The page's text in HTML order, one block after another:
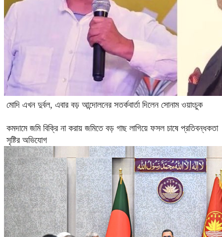
মোদি এখন দুর্বল, এবার বড় আন্দোলনের সতর্কবার্তা দিলেন সোনাম ওয়াংচুক
কমদামে জমি বিক্রি না করায় জমিতে বড় গাছ লাগিয়ে ফসল চাষে প্রতিবন্ধকতা
সৃষ্টির অভিযোগ